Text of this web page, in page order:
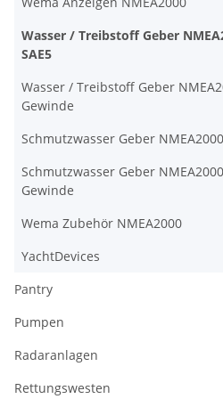
Wasser / Treibstoff Geber
SAE5
Wasser / Treibstoff Geber
Gewinde
Schmutzwasser Geber
Schmutzwasser Geber
Gewinde
Wema Zubehör NMEA2000
YachtDevices
Pantry
Pumpen
Radaranlagen
Rettungswesten